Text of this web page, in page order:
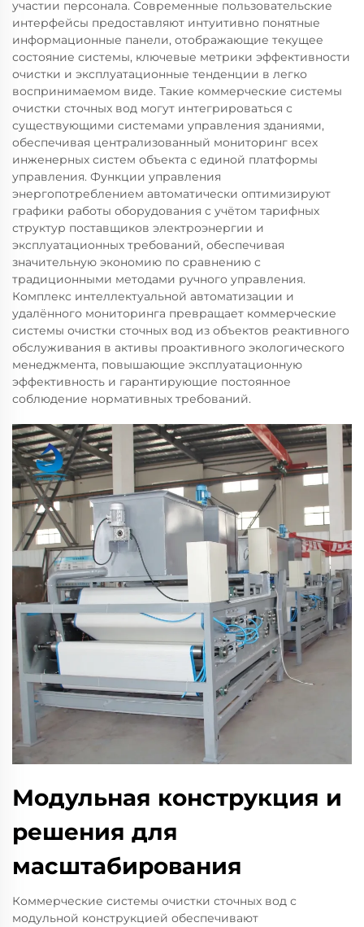
участии персонала. Современные пользовательские
интерфейсы предоставляют интуитивно понятные
информационные панели, отображающие текущее
состояние системы, ключевые метрики эффективности
очистки и эксплуатационные тенденции в легко
воспринимаемом виде. Такие коммерческие системы
очистки сточных вод могут интегрироваться с
существующими системами управления зданиями,
обеспечивая централизованный мониторинг всех
инженерных систем объекта с единой платформы
управления. Функции управления
энергопотреблением автоматически оптимизируют
графики работы оборудования с учётом тарифных
структур поставщиков электроэнергии и
эксплуатационных требований, обеспечивая
значительную экономию по сравнению с
традиционными методами ручного управления.
Комплекс интеллектуальной автоматизации и
удалённого мониторинга превращает коммерческие
системы очистки сточных вод из объектов реактивного
обслуживания в активы проактивного экологического
менеджмента, повышающие эксплуатационную
эффективность и гарантирующие постоянное
соблюдение нормативных требований.
Модульная конструкция и
решения для
масштабирования
Коммерческие системы очистки сточных вод с
модульной конструкцией обеспечивают